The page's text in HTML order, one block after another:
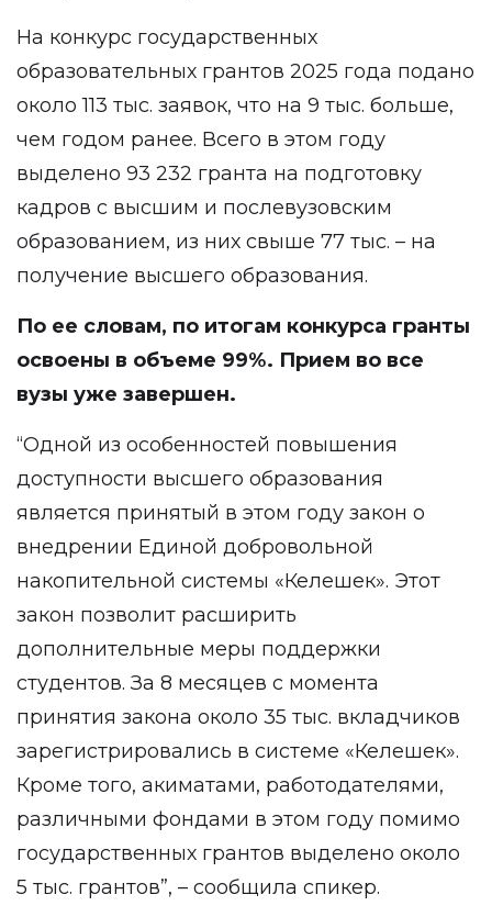
На конкурс государственных
образовательных грантов 2025 года подано
около 113 тыс. заявок, что на 9 тыс. больше,
чем годом ранее. Всего в этом году
выделено 93 232 гранта на подготовку
кадров с высшим и послевузовским
образованием, из них свыше 77 тыс. – на
получение высшего образования.
По ее словам, по итогам конкурса гранты
освоены в объеме 99%. Прием во все
вузы уже завершен.
“Одной из особенностей повышения
доступности высшего образования
является принятый в этом году закон о
внедрении Единой добровольной
накопительной системы «Келешек». Этот
закон позволит расширить
дополнительные меры поддержки
студентов. За 8 месяцев с момента
принятия закона около 35 тыс. вкладчиков
зарегистрировались в системе «Келешек».
Кроме того, акиматами, работодателями,
различными фондами в этом году помимо
государственных грантов выделено около
5 тыс. грантов”, – сообщила спикер.